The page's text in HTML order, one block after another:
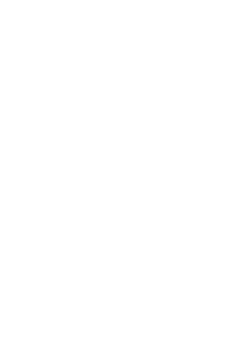
Semua produk yang kami jual